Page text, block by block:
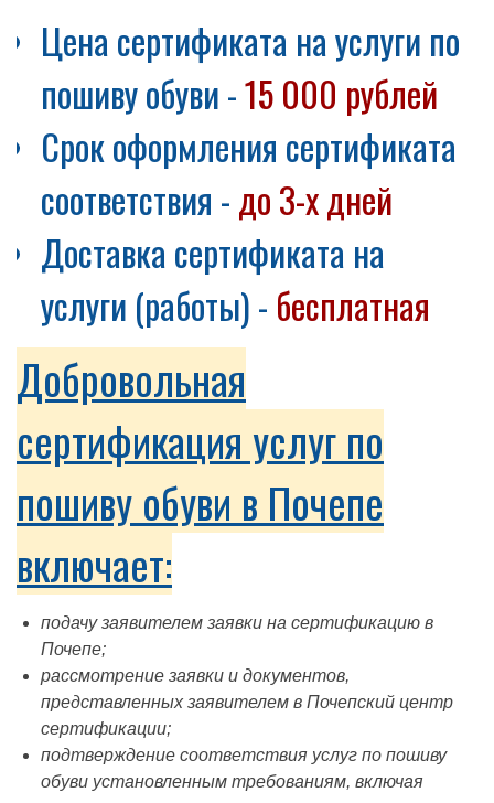
Цена сертификата на услуги по
пошиву обуви -15 000 рублей
Срок оформления сертификата
соответствия -до 3-х дней
Доставка сертификата на
услуги (работы) - бесплатная
Добровольная
сертификация услуг по
пошиву обуви в Почепе
включает:
подачу заявителем заявки на сертификацию в
Почепе;
рассмотрение заявки и документов,
представленных заявителем в Почепский центр
сертификации;
подтверждение соответствия услуг по пошиву
обуви установленным требованиям, включая